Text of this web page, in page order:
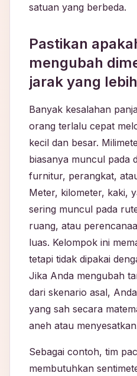
satuan yang berbeda.
Pastikan
mengubah
jarak yang
Banyak kesalahan
orang terlalu cepat
kecil dan besar.
biasanya muncul pada
furnitur, perangkat,
Meter, kilometer, kaki,
sering muncul pada
ruang, atau
luas. Kelompok ini
tetapi tidak dipakai
Jika Anda mengubah
dari skenario asal,
yang sah secara
aneh atau
Sebagai contoh, tim
membutuhkan